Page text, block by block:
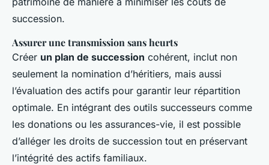
succession.
Assurer une transmission sans heurts
Créer un plan de succession cohérent, inclut non
seulement la nomination d’héritiers, mais aussi
l’évaluation des actifs pour garantir leur répartition
optimale. En intégrant des outils successeurs comme
les donations ou les assurances-vie, il est possible
d’alléger les droits de succession tout en préservant
l’intégrité des actifs familiaux.